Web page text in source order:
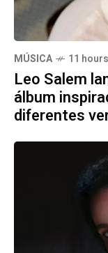
MÚSICA 11
Leo Salem
álbum
diferentes